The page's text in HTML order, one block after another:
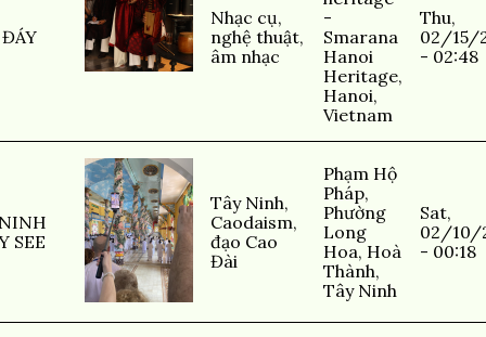
Nhạc cụ,
nghệ thuật,
âm nhạc
-
Smarana
Hanoi
Heritage,
Hanoi,
Vietnam
Thu,
02/15/
- 02:48
SEE
Tây Ninh,
Caodaism,
đạo Cao
Đài
Phạm Hộ
Pháp,
Phường
Long
Hoa, Hoà
Thành,
Tây Ninh
Sat,
02/10/
- 00:18